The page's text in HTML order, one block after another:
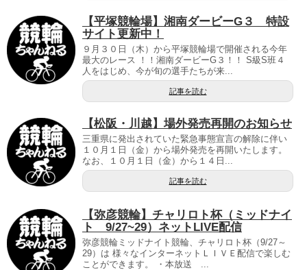
【平塚競輪場】湘南ダービーG３ 特設
サイト更新中！
９月３０日（木）から平塚競輪場で開催される今年
最大のレース ！！湘南ダービーG３！！ S級S班４
人をはじめ、今が旬の選手たちが来...
記事を読む
【松阪・川越】場外発売再開のお知らせ
三重県に発出されていた緊急事態宣言の解除に伴い
１０月１日（金）から場外発売を再開いたします。
なお、１０月１日（金）から１４日...
記事を読む
【弥彦競輪】チャリロト杯（ミッドナイ
ト 9/27~29）ネットLIVE配信
弥彦競輪ミッドナイト競輪、チャリロト杯（9/27～
29）は 様々なインターネットＬＩＶＥ配信で楽しむ
ことができます。 ・本放送 ...